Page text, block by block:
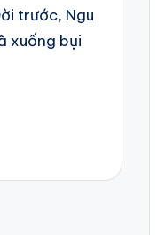
trước, Ngu
xuống bụi